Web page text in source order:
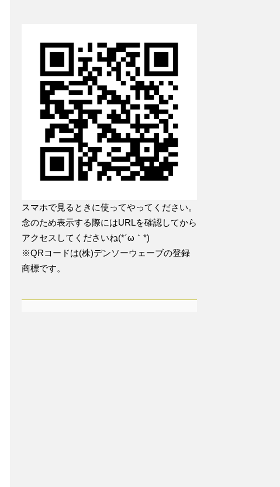
スマホで見るときに使ってやってください。
念のため表示する際にはURLを確認してから
アクセスしてくださいね(*´ω｀*)
※QRコードは(株)デンソーウェーブの登録
商標です。